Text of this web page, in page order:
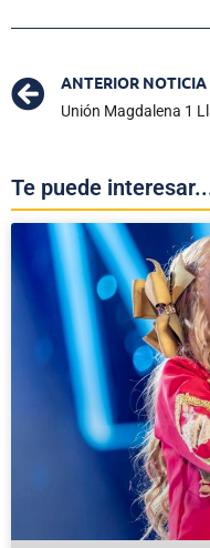
ANTERIOR NOTICIA
Te puede